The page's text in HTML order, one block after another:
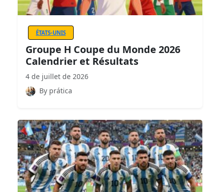
ÉTATS-UNIS
Groupe H Coupe du Monde 2026
Calendrier et Résultats
4 de juillet de 2026
By prática